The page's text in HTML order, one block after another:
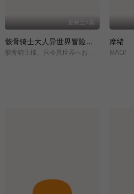
更新至5集
骸骨骑士大人异世界冒险中 第二季
骸骨騎士様、只今異世界へお出掛け中Ⅱ/
摩绪
MAO/